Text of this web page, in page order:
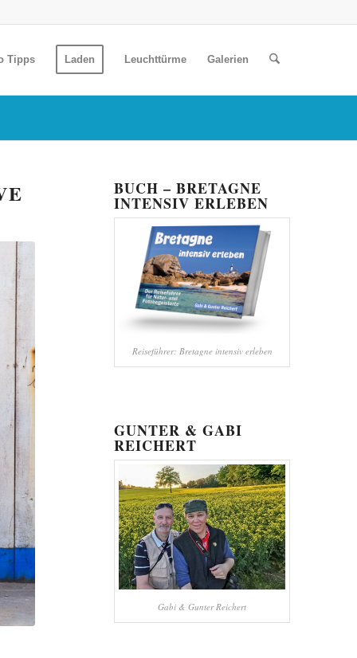
Tipps Laden Leuchttürme Galerien
BUCH – BRETAGNE
INTENSIV ERLEBEN
Reiseführer: Bretagne intensiv erleben
GUNTER & GABI
REICHERT
Gabi & Gunter Reichert